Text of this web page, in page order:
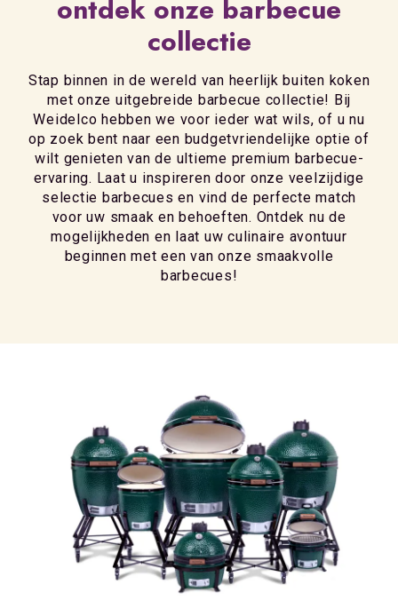
ontdek onze barbecue
collectie
Stap binnen in de wereld van heerlijk buiten koken
met onze uitgebreide barbecue collectie! Bij
Weidelco hebben we voor ieder wat wils, of u nu
op zoek bent naar een budgetvriendelijke optie of
wilt genieten van de ultieme premium barbecue-
ervaring. Laat u inspireren door onze veelzijdige
selectie barbecues en vind de perfecte match
voor uw smaak en behoeften. Ontdek nu de
mogelijkheden en laat uw culinaire avontuur
beginnen met een van onze smaakvolle
barbecues!